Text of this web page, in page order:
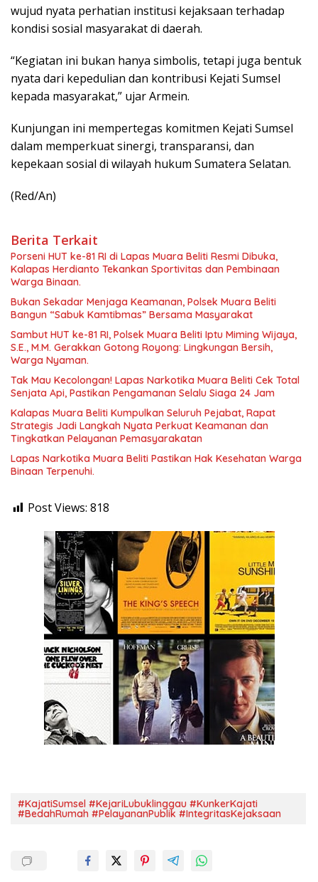
wujud nyata perhatian institusi kejaksaan terhadap
kondisi sosial masyarakat di daerah.
“Kegiatan ini bukan hanya simbolis, tetapi juga bentuk
nyata dari kepedulian dan kontribusi Kejati Sumsel
kepada masyarakat,” ujar Armein.
Kunjungan ini mempertegas komitmen Kejati Sumsel
dalam memperkuat sinergi, transparansi, dan
kepekaan sosial di wilayah hukum Sumatera Selatan.
(Red/An)
Berita Terkait
Porseni HUT ke-81 RI di Lapas Muara Beliti Resmi Dibuka,
Kalapas Herdianto Tekankan Sportivitas dan Pembinaan
Warga Binaan.
Bukan Sekadar Menjaga Keamanan, Polsek Muara Beliti
Bangun “Sabuk Kamtibmas” Bersama Masyarakat
Sambut HUT ke-81 RI, Polsek Muara Beliti Iptu Miming Wijaya,
S.E., M.M. Gerakkan Gotong Royong: Lingkungan Bersih,
Warga Nyaman.
Tak Mau Kecolongan! Lapas Narkotika Muara Beliti Cek Total
Senjata Api, Pastikan Pengamanan Selalu Siaga 24 Jam
Kalapas Muara Beliti Kumpulkan Seluruh Pejabat, Rapat
Strategis Jadi Langkah Nyata Perkuat Keamanan dan
Tingkatkan Pelayanan Pemasyarakatan
Lapas Narkotika Muara Beliti Pastikan Hak Kesehatan Warga
Binaan Terpenuhi.
Post Views: 818
#KajatiSumsel #KejariLubuklinggau #KunkerKajati
#BedahRumah #PelayananPublik #IntegritasKejaksaan